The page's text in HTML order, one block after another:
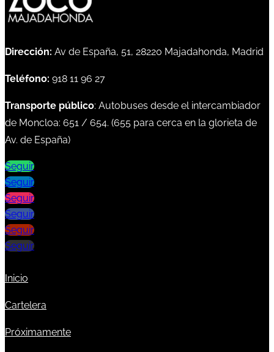
Dirección: Av de España, 51, 28220 Majadahonda, Madrid
Teléfono: 918 11 96 27
Transporte público: Autobuses desde el intercambiador
de Moncloa: 651 / 654. (655 para cerca en la glorieta de
Av. de España)
Seguir
Seguir
Seguir
Seguir
Seguir
Seguir
Inicio
Cartelera
Próximamente